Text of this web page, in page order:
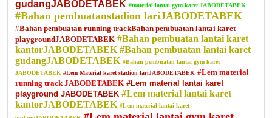
gudangJABODETABEK #material lantai gym karet JABODETABEK
#Bahan pembuatanstadion lariJABODETABEK
#Bahan pembuatan running trackBahan pembuatan lantai karet
playgroundJABODETABEK #Bahan pembuatan lantai karet
kantorJABODETABEK #Bahan pembuatan lantai karet
gudangJABODETABEK #Bahan pembuatan lantai gym karet
JABODETABEK #Lem Material karet stadion lariJABODETABEK #Lem material
running track JABODETABEK #Lem material lantai karet
playground JABODETABEK #Lem material lantai karet
kantorJABODETABEK #Lem material lantai karet